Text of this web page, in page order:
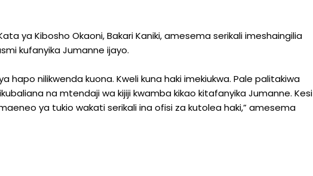
ya Kibosho Okaoni, Bakari Kaniki, amesema serikali imeshaingilia
kufanyika Jumanne ijayo.
hapo nilikwenda kuona. Kweli kuna haki imekiukwa. Pale palitakiwa
na mtendaji wa kijiji kwamba kikao kitafanyika Jumanne. Kesi
ya tukio wakati serikali ina ofisi za kutolea haki,” amesema